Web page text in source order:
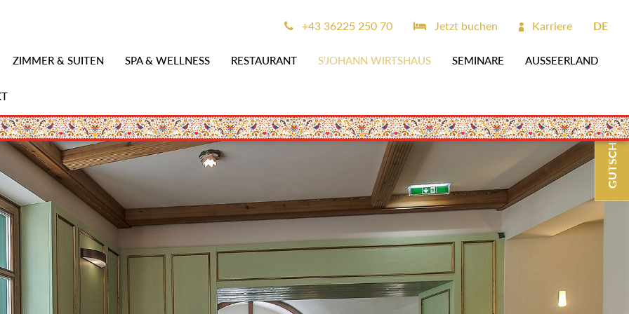
ZIMMER & SUITEN SPA & WELLNESS RESTAURANT S'JOHANN WIRTSHAUS SEMINARE AUSSEERLAND
+43 36225 250 70 Jetzt buchen Karriere DE
GUTSCHEINE